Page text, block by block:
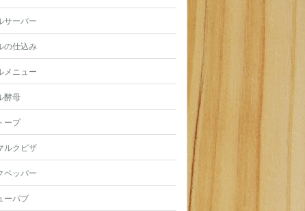
サーバー
の仕込み
メニュー
酵母
ープ
ルクピザ
ペッパー
ーパブ